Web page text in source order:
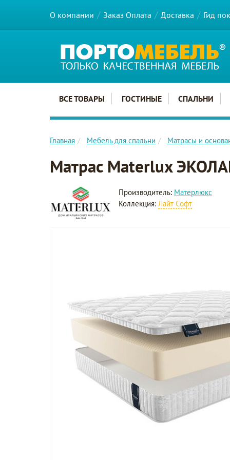
О компании Заказ Оплата Доставка Гид
Главное меню сайта
ВСЕ ТОВАРЫ ГОСТИНЫЕ СПАЛЬНИ
Главная Мебель для спальни Матрасы и
Матрас Materlux
Производитель: Матерлюкс
Коллекция: Лайт Софт